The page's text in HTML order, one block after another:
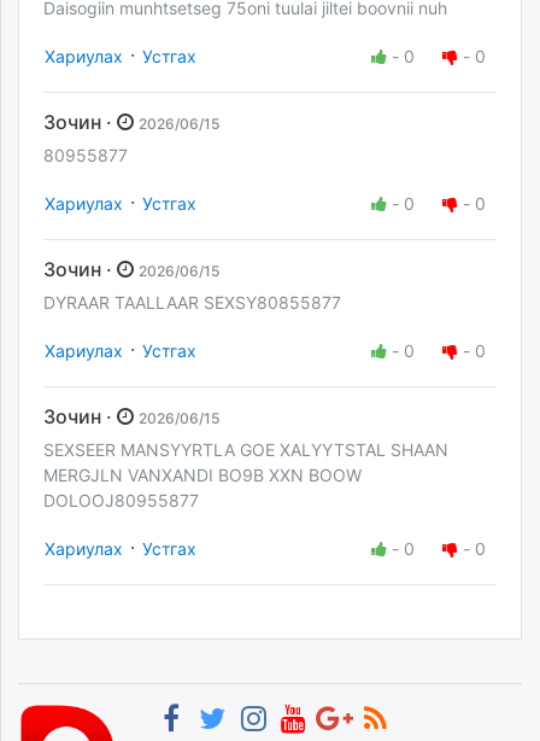
Daisogiin munhtsetseg 75oni tuulai jiltei boovnii nuh
Хариулах · Устгах - 0 - 0
Зочин · 2026/06/15
80955877
Хариулах · Устгах - 0 - 0
Зочин · 2026/06/15
DYRAAR TAALLAAR SEXSY80855877
Хариулах · Устгах - 0 - 0
Зочин · 2026/06/15
SEXSEER MANSYYRTLA GOE XALYYTSTAL SHAAN
MERGJLN VANXANDI BO9B XXN BOOW
DOLOOJ80955877
Хариулах · Устгах - 0 - 0